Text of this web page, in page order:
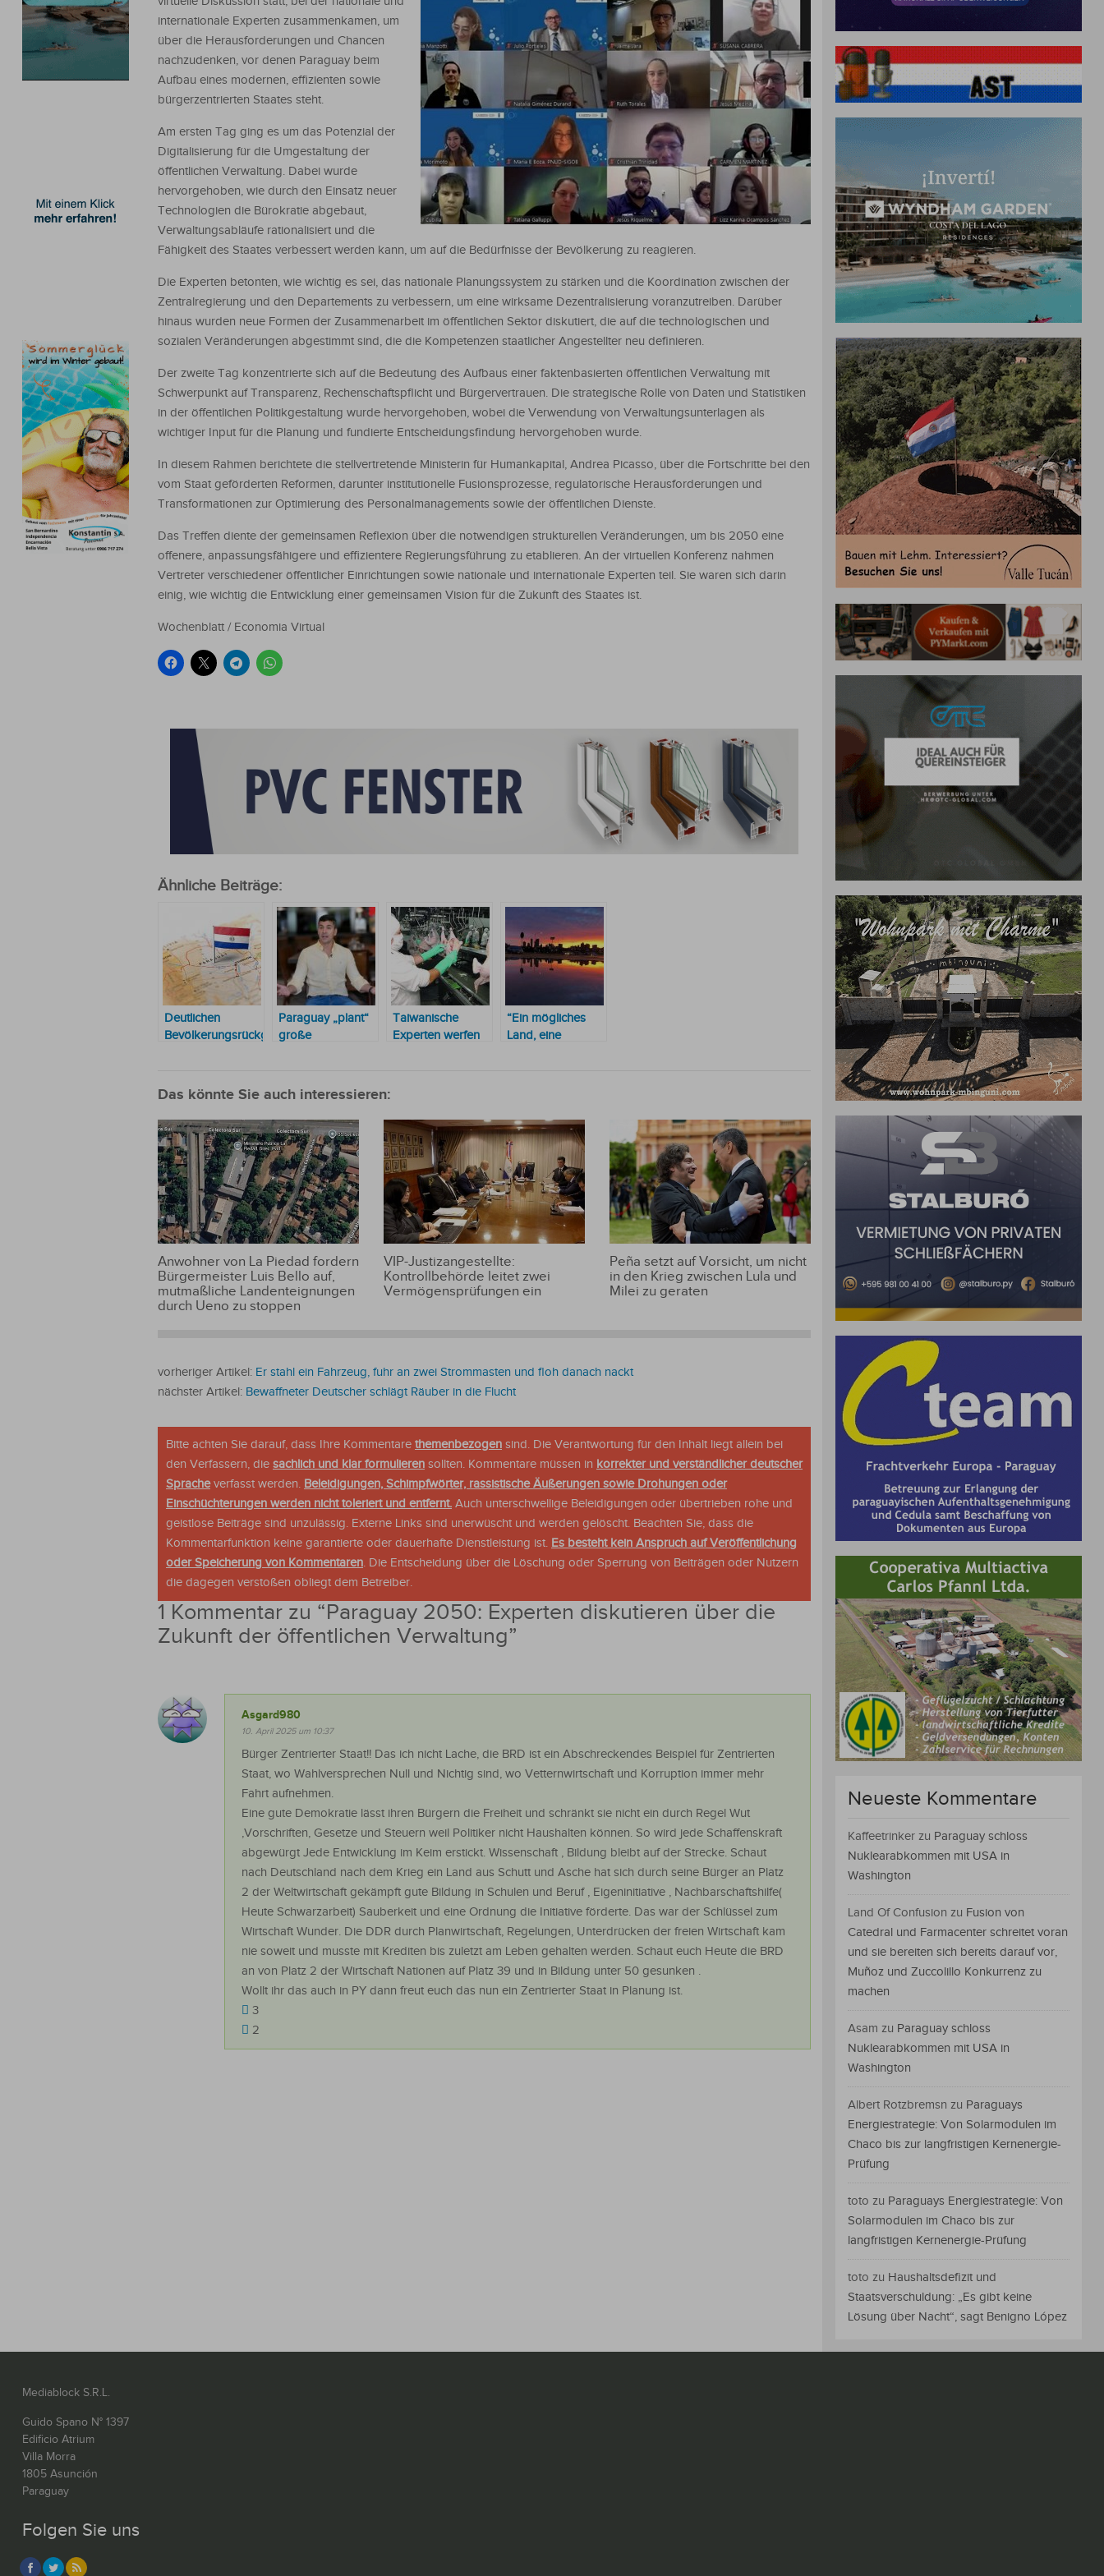
internationale Experten zusammenkamen, um
über die Herausforderungen und Chancen
nachzudenken, vor denen Paraguay beim
Aufbau eines modernen, effizienten sowie
bürgerzentrierten Staates steht.
Am ersten Tag ging es um das Potenzial der
Digitalisierung für die Umgestaltung der
öffentlichen Verwaltung. Dabei wurde
hervorgehoben, wie durch den Einsatz neuer
Technologien die Bürokratie abgebaut,
Verwaltungsabläufe rationalisiert und die
Fähigkeit des Staates verbessert werden kann, um auf die Bedürfnisse der Bevölkerung zu reagieren.
Die Experten betonten, wie wichtig es sei, das nationale Planungssystem zu stärken und die Koordination zwischen der
Zentralregierung und den Departements zu verbessern, um eine wirksame Dezentralisierung voranzutreiben. Darüber
hinaus wurden neue Formen der Zusammenarbeit im öffentlichen Sektor diskutiert, die auf die technologischen und
sozialen Veränderungen abgestimmt sind, die die Kompetenzen staatlicher Angestellter neu definieren.
Der zweite Tag konzentrierte sich auf die Bedeutung des Aufbaus einer faktenbasierten öffentlichen Verwaltung mit
Schwerpunkt auf Transparenz, Rechenschaftspflicht und Bürgervertrauen. Die strategische Rolle von Daten und Statistiken
in der öffentlichen Politikgestaltung wurde hervorgehoben, wobei die Verwendung von Verwaltungsunterlagen als
wichtiger Input für die Planung und fundierte Entscheidungsfindung hervorgehoben wurde.
In diesem Rahmen berichtete die stellvertretende Ministerin für Humankapital, Andrea Picasso, über die Fortschritte bei den
vom Staat geförderten Reformen, darunter institutionelle Fusionsprozesse, regulatorische Herausforderungen und
Transformationen zur Optimierung des Personalmanagements sowie der öffentlichen Dienste.
Das Treffen diente der gemeinsamen Reflexion über die notwendigen strukturellen Veränderungen, um bis 2050 eine
offenere, anpassungsfähigere und effizientere Regierungsführung zu etablieren. An der virtuellen Konferenz nahmen
Vertreter verschiedener öffentlicher Einrichtungen sowie nationale und internationale Experten teil. Sie waren sich darin
einig, wie wichtig die Entwicklung einer gemeinsamen Vision für die Zukunft des Staates ist.
Wochenblatt / Economia Virtual
Ähnliche Beiträge:
Deutlichen
Bevölkerungsrückgang
Paraguay „plant“
große
Nahverkehr und
Taiwanische
Experten werfen
“Ein mögliches
Land, eine
Das könnte Sie auch interessieren:
Anwohner von La Piedad fordern
Bürgermeister Luis Bello auf,
mutmaßliche Landenteignungen
durch Ueno zu stoppen
VIP-Justizangestellte:
Kontrollbehörde leitet zwei
Vermögensprüfungen ein
Peña setzt auf Vorsicht, um nicht
in den Krieg zwischen Lula und
Milei zu geraten
vorheriger Artikel: Er stahl ein Fahrzeug, fuhr an zwei Strommasten und floh danach nackt
nächster Artikel: Bewaffneter Deutscher schlägt Räuber in die Flucht
Bitte achten Sie darauf, dass Ihre Kommentare themenbezogen sind. Die Verantwortung für den Inhalt liegt allein bei
den Verfassern, die sachlich und klar formulieren sollten. Kommentare müssen in korrekter und verständlicher deutscher
Spracheverfasst werden. Beleidigungen, Schimpfwörter, rassistische Äußerungen sowie Drohungen oder
Einschüchterungen werden nicht toleriert und entfernt. Auch unterschwellige Beleidigungen oder übertrieben rohe und
geistlose Beiträge sind unzulässig. Externe Links sind unerwüscht und werden gelöscht. Beachten Sie, dass die
Kommentarfunktion keine garantierte oder dauerhafte Dienstleistung ist. Es besteht kein Anspruch auf Veröffentlichung
oder Speicherung von Kommentaren. Die Entscheidung über die Löschung oder Sperrung von Beiträgen oder Nutzern
die dagegen verstoßen obliegt dem Betreiber.
1 Kommentar zu “Paraguay 2050: Experten diskutieren über die
Zukunft der öffentlichen Verwaltung”
Asgard980
10. April 2025 um 10:37
Bürger Zentrierter Staat!! Das ich nicht Lache, die BRD ist ein Abschreckendes Beispiel für Zentrierten
Staat, wo Wahlversprechen Null und Nichtig sind, wo Vetternwirtschaft und Korruption immer mehr
Fahrt aufnehmen.
Eine gute Demokratie lässt ihren Bürgern die Freiheit und schränkt sie nicht ein durch Regel Wut
,Vorschriften, Gesetze und Steuern weil Politiker nicht Haushalten können. So wird jede Schaffenskraft
abgewürgt Jede Entwicklung im Keim erstickt. Wissenschaft , Bildung bleibt auf der Strecke. Schaut
nach Deutschland nach dem Krieg ein Land aus Schutt und Asche hat sich durch seine Bürger an Platz
2 der Weltwirtschaft gekämpft gute Bildung in Schulen und Beruf , Eigeninitiative , Nachbarschaftshilfe(
Heute Schwarzarbeit) Sauberkeit und eine Ordnung die Initiative förderte. Das war der Schlüssel zum
Wirtschaft Wunder. Die DDR durch Planwirtschaft, Regelungen, Unterdrücken der freien Wirtschaft kam
nie soweit und musste mit Krediten bis zuletzt am Leben gehalten werden. Schaut euch Heute die BRD
an von Platz 2 der Wirtschaft Nationen auf Platz 39 und in Bildung unter 50 gesunken .
Wollt ihr das auch in PY dann freut euch das nun ein Zentrierter Staat in Planung ist.
3
2
Neueste Kommentare
Kaffeetrinker zu Paraguay schloss
Nuklearabkommen mit USA in
Washington
Land Of Confusion zu Fusion von
Catedral und Farmacenter schreitet voran
und sie bereiten sich bereits darauf vor,
Muñoz und Zuccolillo Konkurrenz zu
machen
Asam zu Paraguay schloss
Nuklearabkommen mit USA in
Washington
Albert Rotzbremsn zu Paraguays
Energiestrategie: Von Solarmodulen im
Chaco bis zur langfristigen Kernenergie-
Prüfung
toto zu Paraguays Energiestrategie: Von
Solarmodulen im Chaco bis zur
langfristigen Kernenergie-Prüfung
toto zu Haushaltsdefizit und
Staatsverschuldung: „Es gibt keine
Lösung über Nacht“, sagt Benigno López
Mediablock S.R.L.
Guido Spano N° 1397
Edificio Atrium
Villa Morra
1805 Asunción
Paraguay
Folgen Sie uns